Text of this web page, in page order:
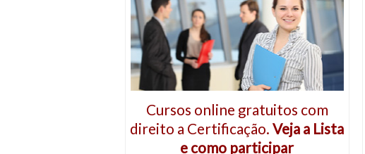
Cursos online gratuitos com
direito a Certificação.Veja a Lista
e como participar